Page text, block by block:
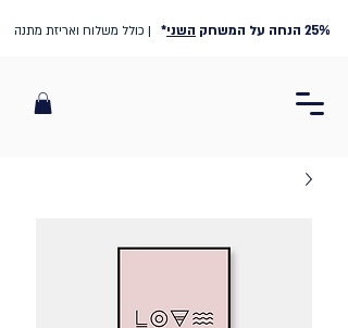
25% הנחה על המשחק השני* | כולל משלוח ואריזת מתנה